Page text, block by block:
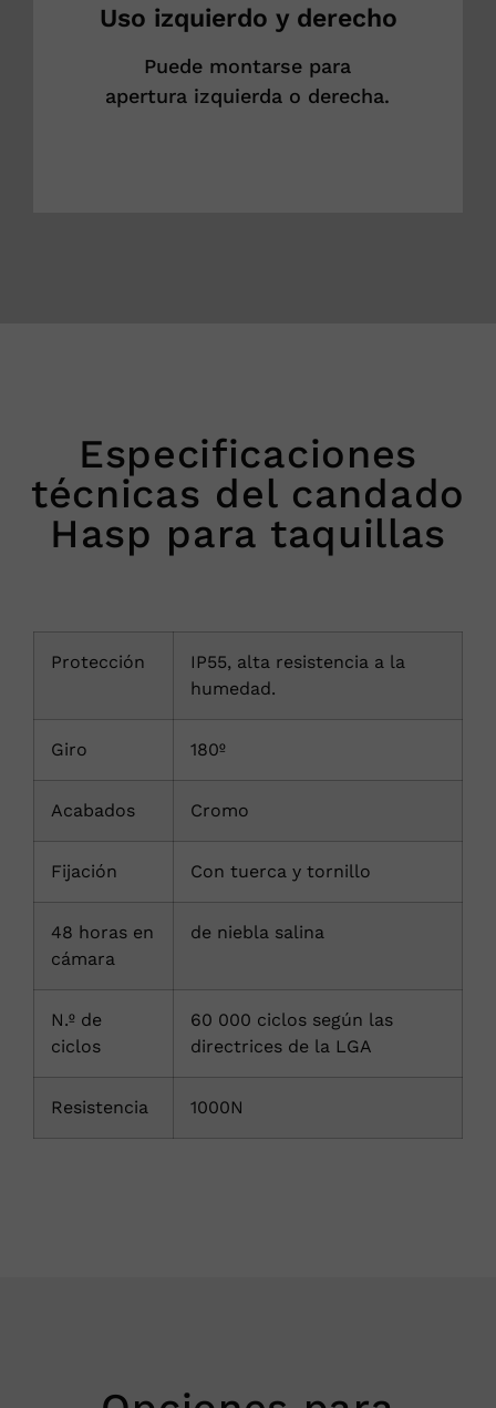
Uso izquierdo y derecho
Puede montarse para
apertura izquierda o derecha.
Especificaciones
técnicas del candado
Hasp para taquillas
Protección
IP55, alta resistencia a la
humedad.
Giro 180º
Acabados Cromo
Fijación Con tuerca y tornillo
48 horas en
cámara
de niebla salina
N.º de
ciclos
60 000 ciclos según las
directrices de la LGA
Resistencia 1000N